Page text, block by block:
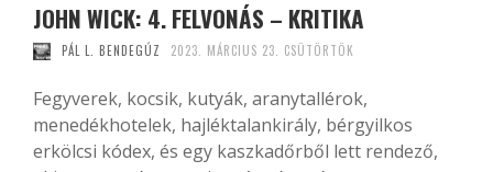
JOHN WICK: 4. FELVONÁS – KRITIKA
PÁL L. BENDEGÚZ 2023. MÁRCIUS 23. CSÜTÖRTÖK
Fegyverek, kocsik, kutyák, aranytallérok,
menedékhotelek, hajléktalankirály, bérgyilkos
erkölcsi kódex, és egy kaszkadőrből lett rendező,